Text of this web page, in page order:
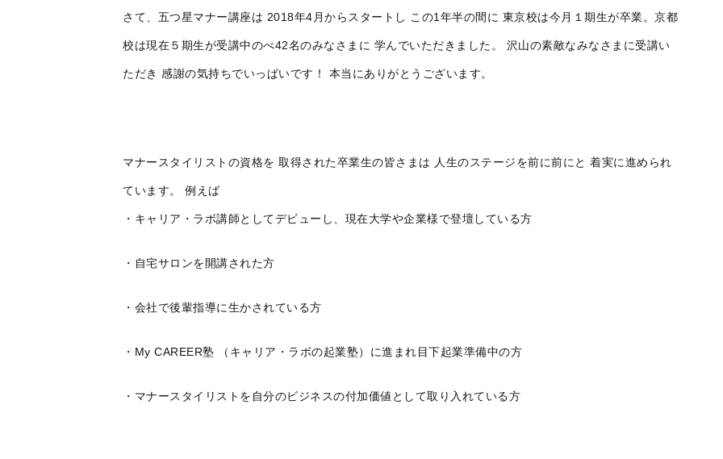
さて、五つ星マナー講座は 2018年4月からスタートし この1年半の間に 東京校は今月１期生が卒業。京都
校は現在５期生が受講中のべ42名のみなさまに 学んでいただきました。 沢山の素敵なみなさまに受講い
ただき 感謝の気持ちでいっぱいです！ 本当にありがとうございます。
マナースタイリストの資格を 取得された卒業生の皆さまは 人生のステージを前に前にと 着実に進められ
ています。 例えば
・キャリア・ラボ講師としてデビューし、現在大学や企業様で登壇している方
・自宅サロンを開講された方
・会社で後輩指導に生かされている方
・My CAREER塾 （キャリア・ラボの起業塾）に進まれ目下起業準備中の方
・マナースタイリストを自分のビジネスの付加価値として取り入れている方